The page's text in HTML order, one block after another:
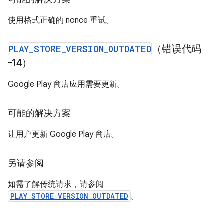
使用格式正确的 nonce 重试。
PLAY STORE _VERSION OUTDATED （错误代码
-14）
Google Play 商店应用需要更新。
可能的解决方案
让用户更新 Google Play 商店。
另请参阅
如需了解传统请求，请参阅
PLAY_STORE_VERSION_OUTDATED 。